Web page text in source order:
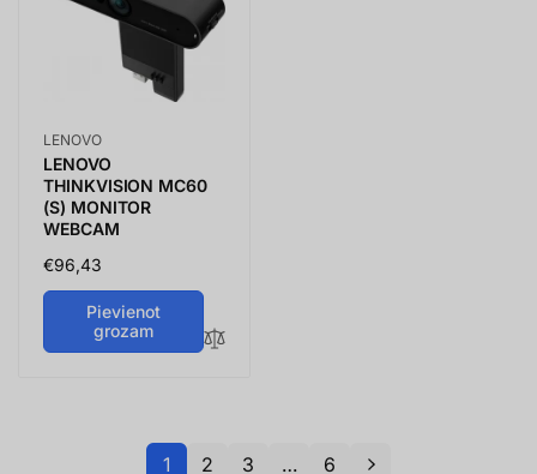
Vendor:
LENOVO
LENOVO
THINKVISION MC60
(S) MONITOR
WEBCAM
Parastā
cena
€96,43
Pievienot
grozam
1 2 3 … 6